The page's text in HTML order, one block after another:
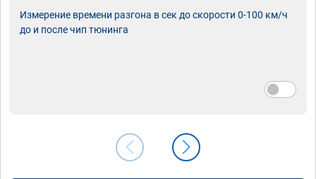
Измерение времени разгона в сек до скорости 0-100 км/ч
до и после чип тюнинга